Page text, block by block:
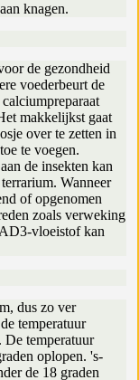
knagen.
de gezondheid
voederbeurt de
makkelijkst gaat
over te zetten in
te voegen.
de insekten kan
Wanneer
of opgenomen
zoals verweking
vloeistof kan
dus zo ver
temperatuur
De temperatuur
oplopen. 's-
de 18 graden